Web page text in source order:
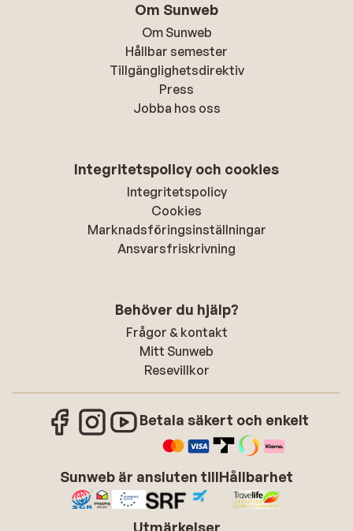
Om Sunweb
Om Sunweb
Hållbar semester
Tillgänglighetsdirektiv
Press
Jobba hos oss
Integritetspolicy och cookies
Integritetspolicy
Cookies
Marknadsföringsinställningar
Ansvarsfriskrivning
Behöver du hjälp?
Frågor & kontakt
Mitt Sunweb
Resevillkor
Betala säkert och enkelt
Sunweb är ansluten tillHållbarhet
Utmärkelser